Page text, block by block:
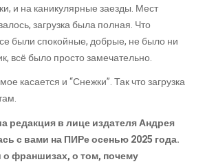
и на каникулярные заезды. Мест
загрузка была полная. Что
были спокойные, добрые, не было ни
всё было просто замечательно.
касается и “Снежки”. Так что загрузка
редакция в лице издателя Андрея
с вами на ПИРе осенью 2025 года.
франшизах, о том, почему